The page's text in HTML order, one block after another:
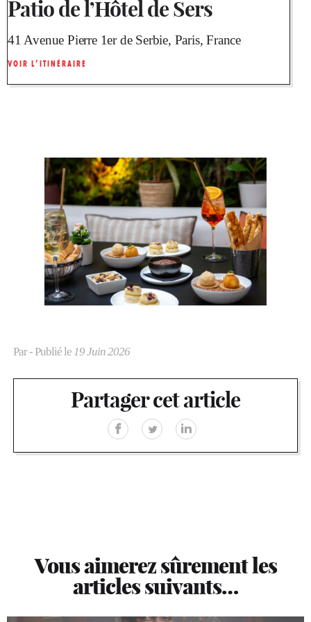
Patio de l’Hôtel de Sers
41 Avenue Pierre 1er de Serbie, Paris, France
VOIR L’ITINÉRAIRE
Par- Publié le 19 Juin 2026
Partager cet article
Vous aimerez sûrement les
articles suivants…